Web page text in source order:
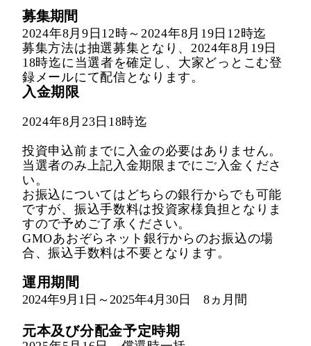
募集期間
2024年8月9日12時～2024年8月19日12時迄
募集方法は抽選募集となり、2024年8月19日
18時迄に当選者を確定し、大家どっとこむ登
録メールにて配信となります。
入金期限
2024年8月23日18時迄
投資申込前までに入金の必要はありません。
当選者のみ上記入金期限までにご入金くださ
い。
お振込についてはどちらの銀行からでも可能
ですが、振込手数料は投資家様負担となりま
すので予めご了承ください。
GMOあおぞらネット銀行からのお振込の場
合、振込手数料は不要となります。
運用期間
2024年9月1日～2025年4月30日 8ヵ月間
元本及び分配金予定時期